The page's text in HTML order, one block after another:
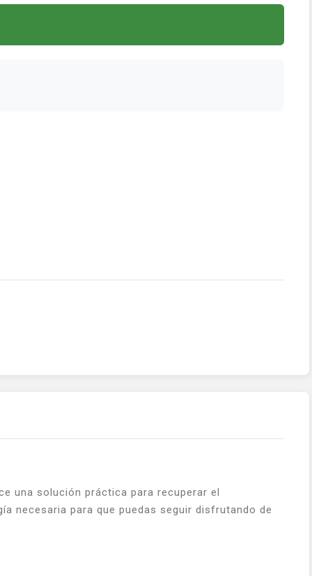
una solución práctica para recuperar el
necesaria para que puedas seguir disfrutando de